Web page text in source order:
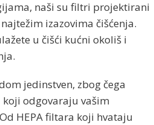
naši su filtri projektirani
izazovima čišćenja.
u čišći kućni okoliš i
jedinstven, zbog čega
odgovaraju vašim
HEPA filtara koji hvataju